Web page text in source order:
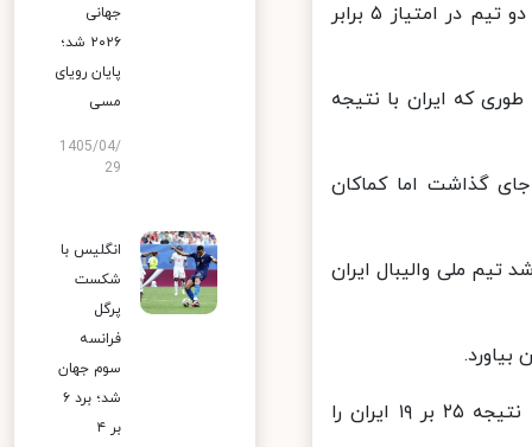
اشتباهات فردی ملی پوشان ایران و تیم ملی والیبال اسلوونی باعث شد تا دو تیم در امتیاز ۵ برابر
که ایران با نتیجه
گذاشت اما کماکان
ملی والیبال ایران
تیم ملی اسلوونی در انتهای ست سوم تیم برتر میدان بود و موفق شد با نتیجه ۲۵ بر ۱۹ ایران را
جهانی
۲۰۲۶ شد؛
پایان رویای
مسی
1405/04/
29
انگلیس با
شکست
پرگل
فرانسه
سوم جهان
شد؛ برد ۶
بر ۴